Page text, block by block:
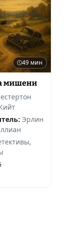
49 мин
мишени
Эрлин